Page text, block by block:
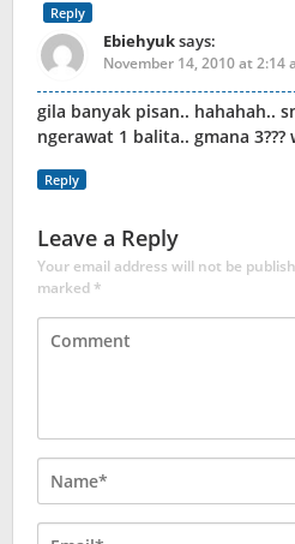
Reply
Ebiehyuksays:
November 14, 2010 at 2:14
gila banyak pisan.. hahahah..
ngerawat 1 balita.. gmana 3???
Reply
Leave a Reply
Your email address will not be
marked*